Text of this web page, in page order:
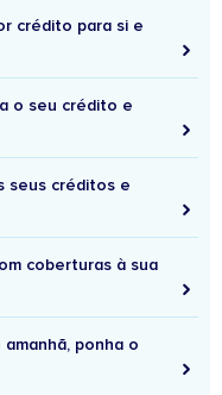
crédito para si e
o seu crédito e
seus créditos e
coberturas à sua
ponha o